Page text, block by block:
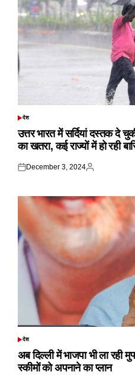
POSTED
देश
उत्तर भारत में सर्दियां दस्तक दे
का खतरा, कई राज्यों में हो रही
Posted
December 3, 2024
Posted
POSTED
देश
अब दिल्ली में भाजपा भी ला रही
स्कीमों को अपनाने का प्लान